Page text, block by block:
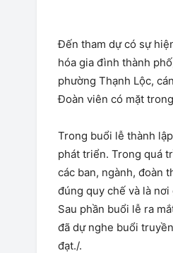
Đến tham dự có sự
hóa gia đình thành
phường Thạnh Lộc,
Đoàn viên có mặt
Trong buổi lễ thành
phát triển. Trong quá
các ban, ngành, đoàn
đúng quy chế và là
Sau phần buổi lễ ra
đã dự nghe buổi
đạt./.